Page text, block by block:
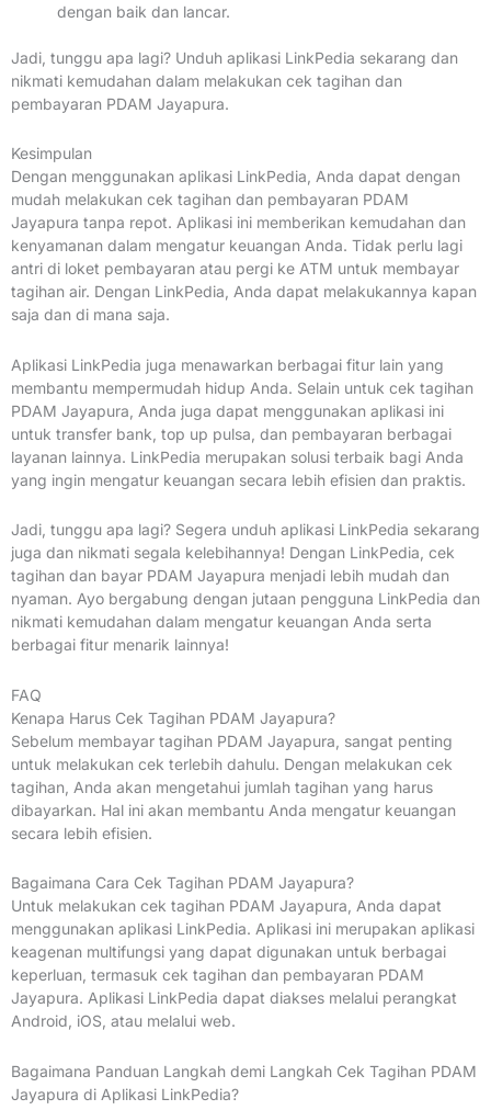
dengan baik dan lancar.
Jadi, tunggu apa lagi? Unduh aplikasi LinkPedia sekarang dan
nikmati kemudahan dalam melakukan cek tagihan dan
pembayaran PDAM Jayapura.
Kesimpulan
Dengan menggunakan aplikasi LinkPedia, Anda dapat dengan
mudah melakukan cek tagihan dan pembayaran PDAM
Jayapura tanpa repot. Aplikasi ini memberikan kemudahan dan
kenyamanan dalam mengatur keuangan Anda. Tidak perlu lagi
antri di loket pembayaran atau pergi ke ATM untuk membayar
tagihan air. Dengan LinkPedia, Anda dapat melakukannya kapan
saja dan di mana saja.
Aplikasi LinkPedia juga menawarkan berbagai fitur lain yang
membantu mempermudah hidup Anda. Selain untuk cek tagihan
PDAM Jayapura, Anda juga dapat menggunakan aplikasi ini
untuk transfer bank, top up pulsa, dan pembayaran berbagai
layanan lainnya. LinkPedia merupakan solusi terbaik bagi Anda
yang ingin mengatur keuangan secara lebih efisien dan praktis.
Jadi, tunggu apa lagi? Segera unduh aplikasi LinkPedia sekarang
juga dan nikmati segala kelebihannya! Dengan LinkPedia, cek
tagihan dan bayar PDAM Jayapura menjadi lebih mudah dan
nyaman. Ayo bergabung dengan jutaan pengguna LinkPedia dan
nikmati kemudahan dalam mengatur keuangan Anda serta
berbagai fitur menarik lainnya!
FAQ
Kenapa Harus Cek Tagihan PDAM Jayapura?
Sebelum membayar tagihan PDAM Jayapura, sangat penting
untuk melakukan cek terlebih dahulu. Dengan melakukan cek
tagihan, Anda akan mengetahui jumlah tagihan yang harus
dibayarkan. Hal ini akan membantu Anda mengatur keuangan
secara lebih efisien.
Bagaimana Cara Cek Tagihan PDAM Jayapura?
Untuk melakukan cek tagihan PDAM Jayapura, Anda dapat
menggunakan aplikasi LinkPedia. Aplikasi ini merupakan aplikasi
keagenan multifungsi yang dapat digunakan untuk berbagai
keperluan, termasuk cek tagihan dan pembayaran PDAM
Jayapura. Aplikasi LinkPedia dapat diakses melalui perangkat
Android, iOS, atau melalui web.
Bagaimana Panduan Langkah demi Langkah Cek Tagihan PDAM
Jayapura di Aplikasi LinkPedia?